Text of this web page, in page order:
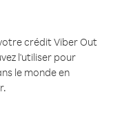
crédit Viber Out
l'utiliser pour
le monde en